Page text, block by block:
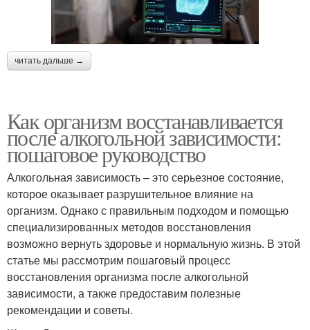
читать дальше →
Как организм восстанавливается
после алкогольной зависимости:
пошаговое руководство
Алкогольная зависимость – это серьезное состояние,
которое оказывает разрушительное влияние на
организм. Однако с правильным подходом и помощью
специализированных методов восстановления
возможно вернуть здоровье и нормальную жизнь. В этой
статье мы рассмотрим пошаговый процесс
восстановления организма после алкогольной
зависимости, а также предоставим полезные
рекомендации и советы.